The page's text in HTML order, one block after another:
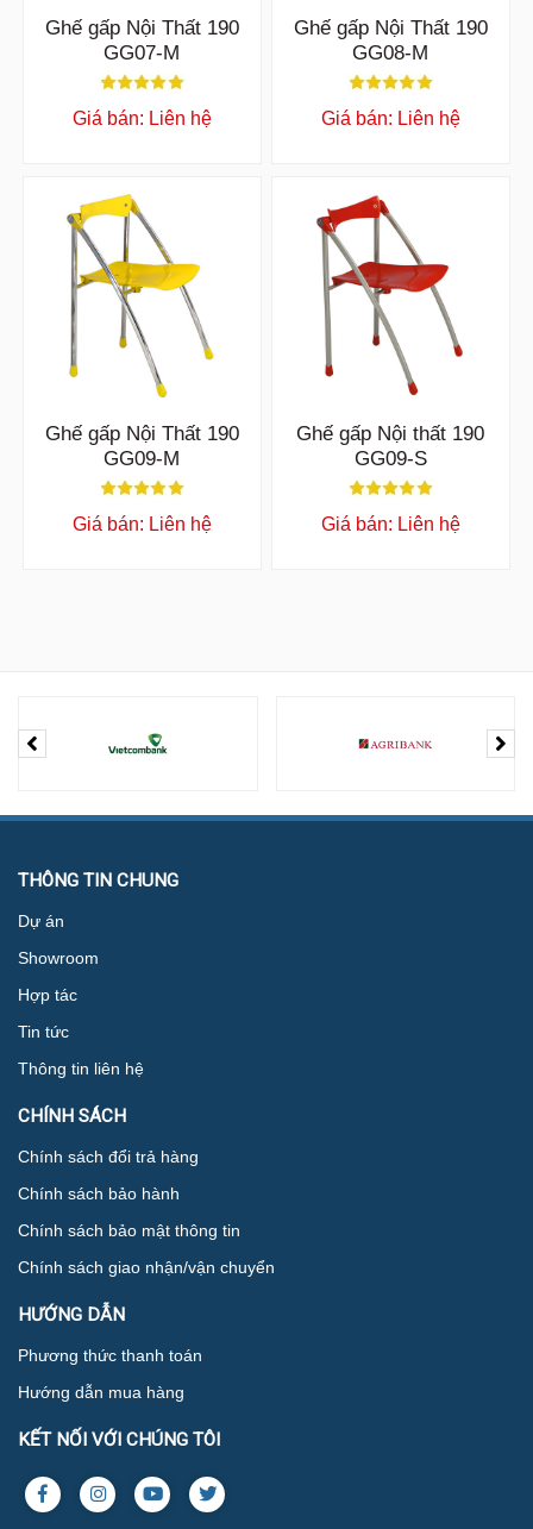
Ghế gấp Nội Thất 190
GG07-M
Giá bán: Liên hệ
Ghế gấp Nội Thất 190
GG08-M
Giá bán: Liên hệ
Ghế gấp Nội Thất 190
GG09-M
Giá bán: Liên hệ
Ghế gấp Nội thất 190
GG09-S
Giá bán: Liên hệ
THÔNG TIN CHUNG
Dự án
Showroom
Hợp tác
Tin tức
Thông tin liên hệ
CHÍNH SÁCH
Chính sách đổi trả hàng
Chính sách bảo hành
Chính sách bảo mật thông tin
Chính sách giao nhận/vận chuyển
HƯỚNG DẪN
Phương thức thanh toán
Hướng dẫn mua hàng
KẾT NỐI VỚI CHÚNG TÔI